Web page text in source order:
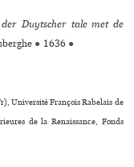
der Duytscher tale met de
● 1636 ●
Université François Rabelais de
de la Renaissance, Fonds